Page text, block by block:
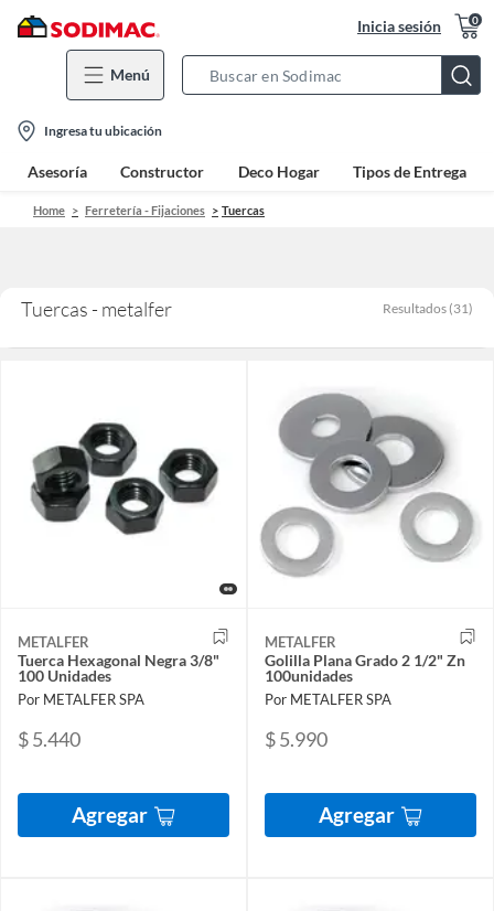
Inicia sesión 0
Menú
Bar
location-
icon
Ingresa tu ubicación
Asesoría Constructor Deco Hogar Tipos de Entrega
Home Ferretería - Fijaciones Tuercas
Tuercas - metalfer Resultados (31)
METALFER
Tuerca Hexagonal Negra 3/8"
100 Unidades
Por METALFER SPA
$ 5.440
Agregar
METALFER
Golilla Plana Grado 2 1/2" Zn
100unidades
Por METALFER SPA
$ 5.990
Agregar